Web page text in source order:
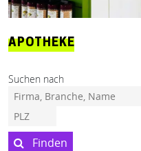
APOTHEKE
Suchen nach
Finden